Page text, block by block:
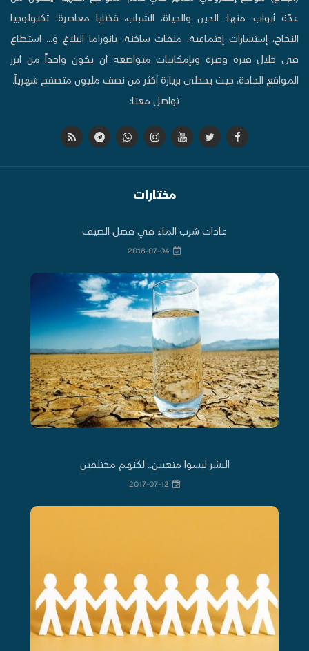
عدّة أبواب، منها: الدين والحياة، الشباب، قضايا معاصرة، تكنولوجيا
النجاح، إستشارات إجتماعية، ملفات ساخنة، بانوراما البلاغ و... استطاع
في خلال فترة وجيزة وبإمكانيات متواضعة أن يكون واحداً من أبرز
المواقع الجادة، حيث يحظى بزيارة أكثر من نصف مليون متصفح شهرياً.
تواصل معنا:
مختارات
عادات شرب الماء في فصل الصيف
2018-07-04
البشر ليسوا متعبين.. لكنهم مختلفين
2017-07-12